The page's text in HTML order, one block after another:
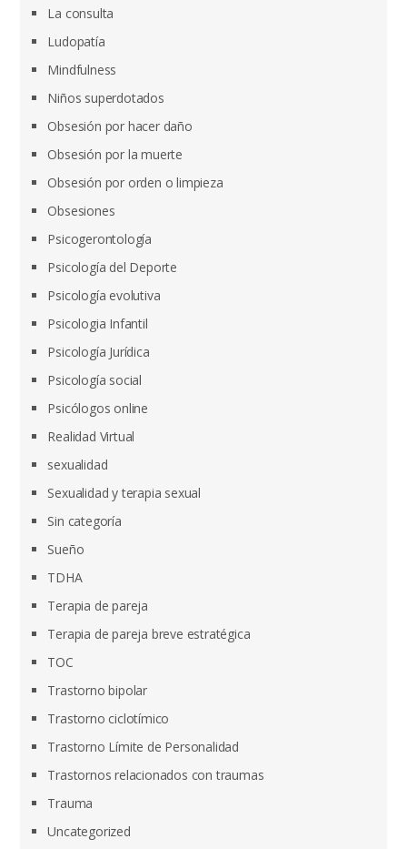
La consulta
Ludopatía
Mindfulness
Niños superdotados
Obsesión por hacer daño
Obsesión por la muerte
Obsesión por orden o limpieza
Obsesiones
Psicogerontología
Psicología del Deporte
Psicología evolutiva
Psicologia Infantil
Psicología Jurídica
Psicología social
Psicólogos online
Realidad Virtual
sexualidad
Sexualidad y terapia sexual
Sin categoría
Sueño
TDHA
Terapia de pareja
Terapia de pareja breve estratégica
TOC
Trastorno bipolar
Trastorno ciclotímico
Trastorno Límite de Personalidad
Trastornos relacionados con traumas
Trauma
Uncategorized